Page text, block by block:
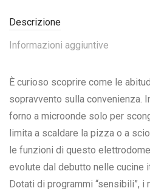
Descrizione
Informazioni aggiuntive
È curioso scoprire come le
sopravvento sulla convenienza.
forno a microonde solo per
limita a scaldare la pizza o a
le funzioni di questo
evolute dal debutto nelle cucine
Dotati di programmi “sensibili”, i